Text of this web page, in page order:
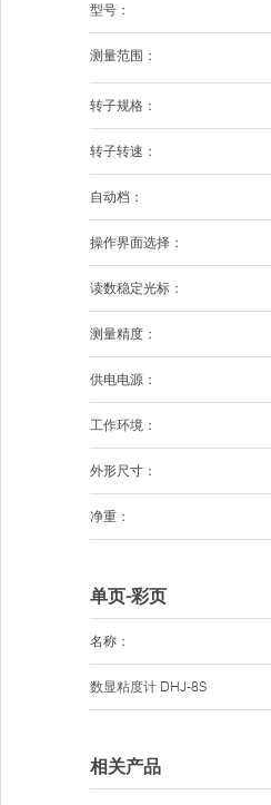
型号：
测量范围：
转子规格：
转子转速：
自动档：
操作界面选择：
读数稳定光标：
测量精度：
供电电源：
工作环境：
外形尺寸：
净重：
单页-彩页
名称：
数显粘度计 DHJ-8S
相关产品